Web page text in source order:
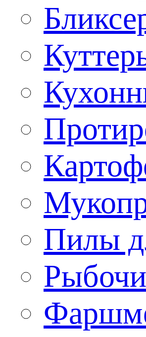
Пилы